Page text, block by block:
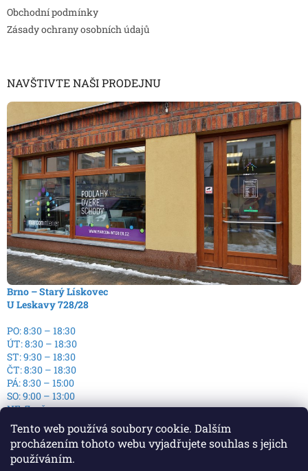
Tento web používá soubory cookie. Dalším
procházením tohoto webu vyjadřujete souhlas s jejich
používáním.
Obchodní podmínky
Zásady ochrany osobních údajů
NAVŠTIVTE NAŠI PRODEJNU
Brno – Starý Lískovec
U Leskavy 728/28
PO: 8:30 – 18:30
ÚT: 8:30 – 18:30
ST: 9:30 – 18:30
ČT: 8:30 – 18:30
PÁ: 8:30 – 15:00
SO: 9:00 – 13:00
NE: Zavřeno